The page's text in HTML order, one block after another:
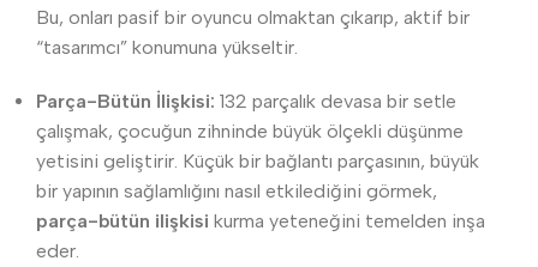
Bu, onları pasif bir oyuncu olmaktan çıkarıp, aktif bir
“tasarımcı” konumuna yükseltir.
Parça-Bütün İlişkisi: 132 parçalık devasa bir setle
çalışmak, çocuğun zihninde büyük ölçekli düşünme
yetisini geliştirir. Küçük bir bağlantı parçasının, büyük
bir yapının sağlamlığını nasıl etkilediğini görmek,
parça-bütün ilişkisi kurma yeteneğini temelden inşa
eder.